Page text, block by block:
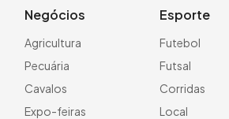
Negócios
Agricultura
Pecuária
Cavalos
Expo-feiras
Esporte
Futebol
Futsal
Corridas
Local